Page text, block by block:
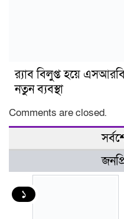
র‍্যাব বিলুপ্ত হয়ে
নতুন ব্যবস্থা
Comments are closed.
১